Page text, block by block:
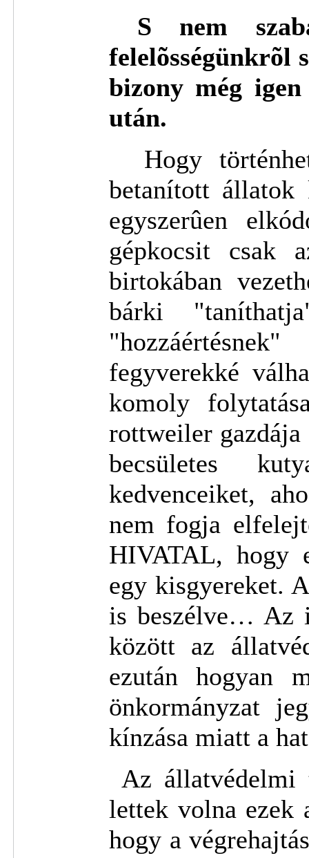
S nem
felelõsségünkrõl
bizony még
után.
Hogy
betanított állatok
egyszerûen
gépkocsit csak
birtokában
bárki
fegyverekké
komoly
rottweiler gazdája
becsületes
kedvenceiket,
nem fogja
HIVATAL, hogy
egy kisgyereket.
is beszélve… Az
között az
ezután hogyan
önkormányzat
kínzása miatt a
Az állatvédelmi
lettek volna ezek
hogy a